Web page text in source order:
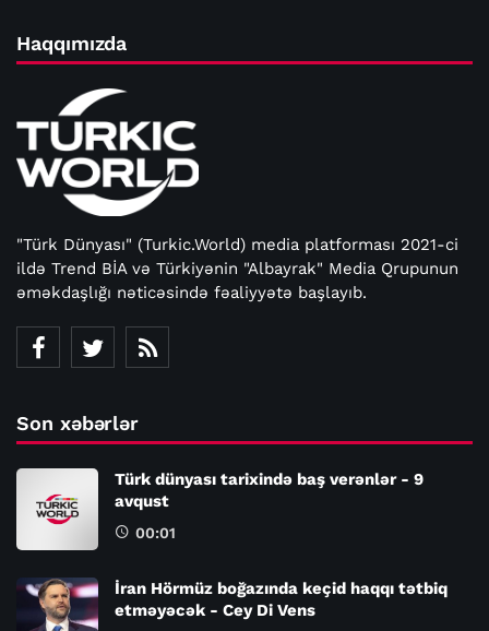
Haqqımızda
"Türk Dünyası" (Turkic.World) media platforması 2021-ci
ildə Trend BİA və Türkiyənin "Albayrak" Media Qrupunun
əməkdaşlığı nəticəsində fəaliyyətə başlayıb.
Son xəbərlər
Türk dünyası tarixində baş verənlər - 9
avqust
00:01
İran Hörmüz boğazında keçid haqqı tətbiq
etməyəcək - Cey Di Vens